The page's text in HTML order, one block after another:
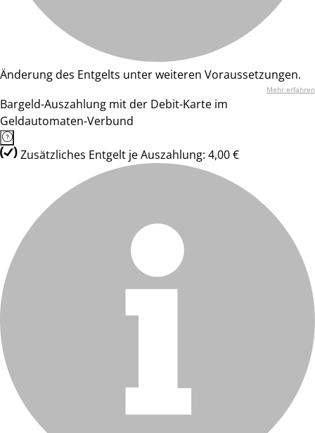
Änderung des Entgelts unter weiteren Voraussetzungen.
Mehr erfahren
Bargeld-Auszahlung mit der Debit-Karte im
Geldautomaten-Verbund
Zusätzliches Entgelt je Auszahlung: 4,00 €